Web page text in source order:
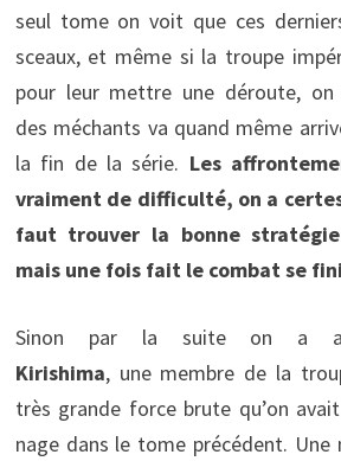
seul tome on voit que ces
sceaux, et même si la troupe
pour leur mettre une déroute, on
des méchants va quand même
la fin de la série. Les
vraiment de difficulté, on a
faut trouver la bonne
mais une fois fait le combat se
Sinon par la suite on a
Kirishima, une membre de la
très grande force brute qu’on
nage dans le tome précédent. Une